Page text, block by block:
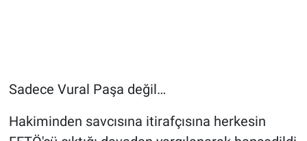
Sadece Vural Paşa değil…
Hakiminden savcısına itirafçısına herkesin